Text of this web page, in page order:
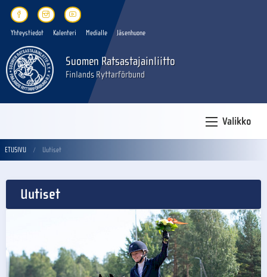
Yhteystiedot Kalenteri Medialle Jäsenhuone
Suomen Ratsastajainliitto
Finlands Ryttarförbund
Valikko
ETUSIVU Uutiset
Uutiset